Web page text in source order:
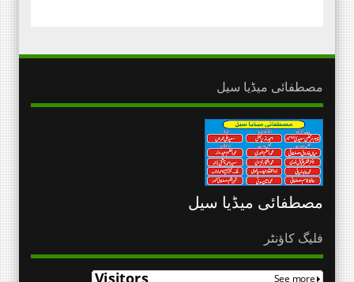
مصطفائی میڈیا سیل
مصطفائی میڈیا سیل
فلیگ کاؤنٹر